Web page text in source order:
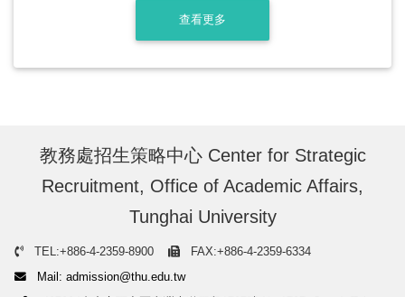
查看更多
教務處招生策略中心 Center for Strategic
Recruitment, Office of Academic Affairs,
Tunghai University
TEL:+886-4-2359-8900
FAX:+886-4-2359-6334
Mail: admission@thu.edu.tw